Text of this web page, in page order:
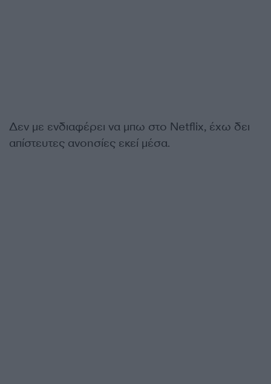
Δεν με ενδιαφέρει να μπω στο Netflix, έχω δει
απίστευτες ανοησίες εκεί μέσα.